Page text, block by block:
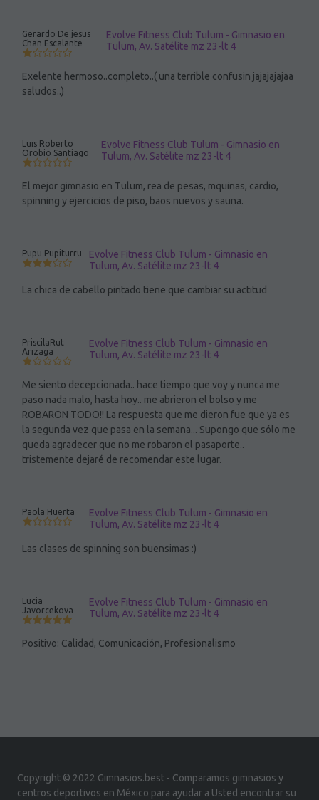
Gerardo De jesus
Chan Escalante
Evolve Fitness Club Tulum - Gimnasio en
Tulum, Av. Satélite mz 23-lt 4
Exelente hermoso..completo..( una terrible confusin jajajajajaa
saludos..)
Luis Roberto
Orobio Santiago
Evolve Fitness Club Tulum - Gimnasio en
Tulum, Av. Satélite mz 23-lt 4
El mejor gimnasio en Tulum, rea de pesas, mquinas, cardio,
spinning y ejercicios de piso, baos nuevos y sauna.
Pupu Pupiturru
Evolve Fitness Club Tulum - Gimnasio en
Tulum, Av. Satélite mz 23-lt 4
La chica de cabello pintado tiene que cambiar su actitud
PriscilaRut
Arizaga
Evolve Fitness Club Tulum - Gimnasio en
Tulum, Av. Satélite mz 23-lt 4
Me siento decepcionada.. hace tiempo que voy y nunca me
paso nada malo, hasta hoy.. me abrieron el bolso y me
ROBARON TODO!! La respuesta que me dieron fue que ya es
la segunda vez que pasa en la semana... Supongo que sólo me
queda agradecer que no me robaron el pasaporte..
tristemente dejaré de recomendar este lugar.
Paola Huerta
Evolve Fitness Club Tulum - Gimnasio en
Tulum, Av. Satélite mz 23-lt 4
Las clases de spinning son buensimas :)
Lucia
Javorcekova
Evolve Fitness Club Tulum - Gimnasio en
Tulum, Av. Satélite mz 23-lt 4
Positivo: Calidad, Comunicación, Profesionalismo
Copyright © 2022 Gimnasios.best - Comparamos gimnasios y
centros deportivos en México para ayudar a Usted encontrar su